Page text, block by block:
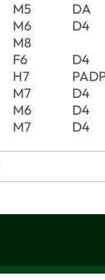
M5 DA
M6 D4
M8
F6 D4
H7
M7 D4
M6 D4
M7 D4